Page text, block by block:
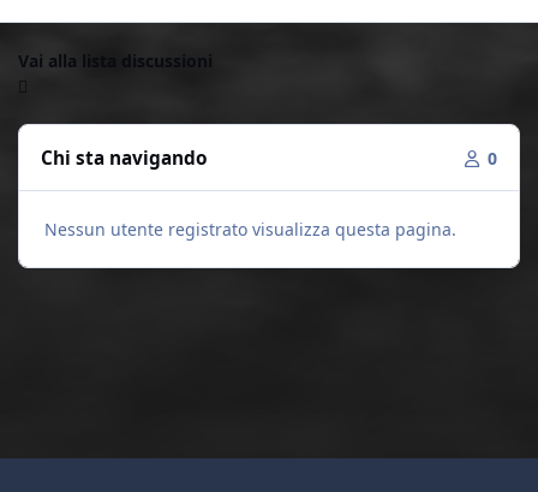
Vai alla lista discussioni
Chi sta navigando 0
Nessun utente registrato visualizza questa pagina.